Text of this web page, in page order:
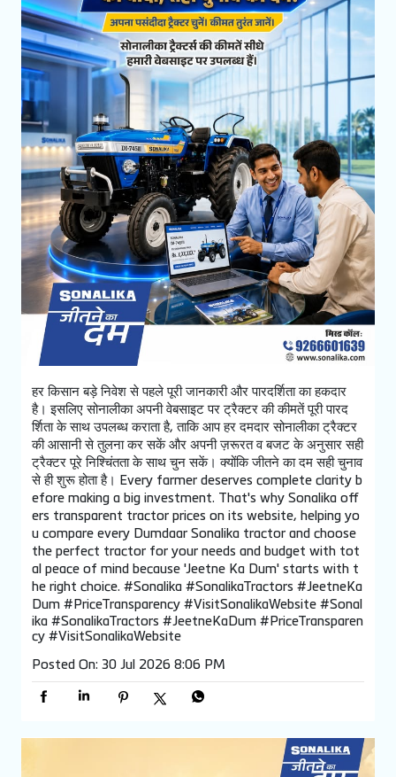
हर किसान बड़े निवेश से पहले पूरी जानकारी और पारदर्शिता का हकदार
है। इसलिए सोनालीका अपनी वेबसाइट पर ट्रैक्टर की कीमतें पूरी पारद
र्शिता के साथ उपलब्ध कराता है, ताकि आप हर दमदार सोनालीका ट्रैक्टर
की आसानी से तुलना कर सकें और अपनी ज़रूरत व बजट के अनुसार सही
ट्रैक्टर पूरे निश्चिंतता के साथ चुन सकें। क्योंकि जीतने का दम सही चुनाव
से ही शुरू होता है। Every farmer deserves complete clarity b
efore making a big investment. That's why Sonalika off
ers transparent tractor prices on its website, helping yo
u compare every Dumdaar Sonalika tractor and choose
the perfect tractor for your needs and budget with tot
al peace of mind because 'Jeetne Ka Dum' starts with t
he right choice. #Sonalika #SonalikaTractors #JeetneKa
Dum #PriceTransparency #VisitSonalikaWebsite #Sonal
ika #SonalikaTractors #JeetneKaDum #PriceTransparen
cy #VisitSonalikaWebsite
Posted On: 30 Jul 2026 8:06 PM